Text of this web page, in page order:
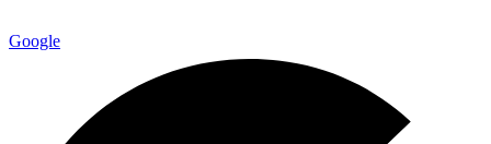
Google